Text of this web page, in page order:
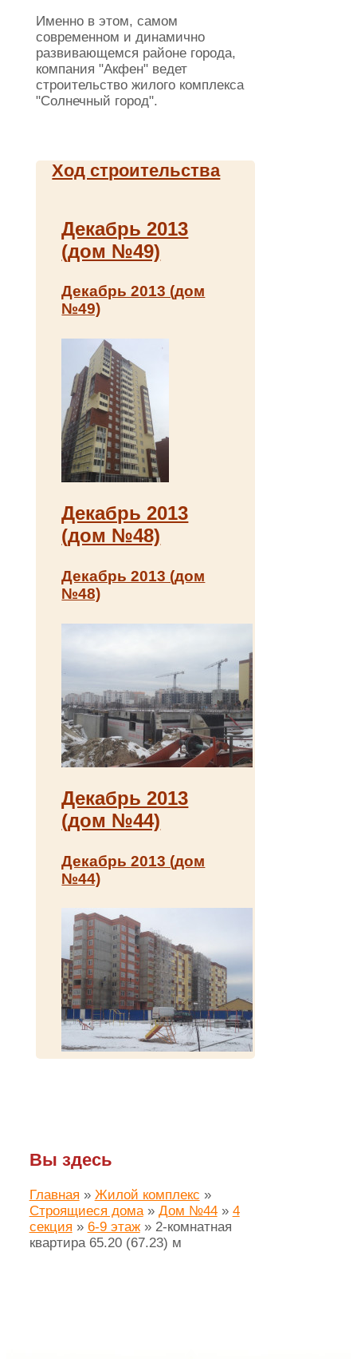
Именно в этом, самом
современном и динамично
развивающемся районе города,
компания "Акфен" ведет
строительство жилого комплекса
"Солнечный город".
Ход строительства
Декабрь 2013
(дом №49)
Декабрь 2013 (дом
№49)
Декабрь 2013
(дом №48)
Декабрь 2013 (дом
№48)
Декабрь 2013
(дом №44)
Декабрь 2013 (дом
№44)
Вы здесь
Главная » Жилой комплекс »
Строящиеся дома» Дом №44» 4
секция » 6-9 этаж» 2-комнатная
квартира 65.20 (67.23) м